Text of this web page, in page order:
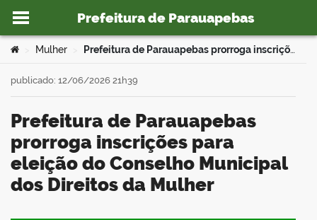
Ir para o conteúdo
Prefeitura de Parauapebas
portal
Você está aqui:
Mulher Prefeitura de Parauapebas prorroga inscrições para eleição do Conselho Municipal dos Direitos da Mulher
Prefeitura de Parauapebas
prorroga inscrições para
eleição do Conselho Municipal
dos Direitos da Mulher
publicado: 12/06/2026 21h39